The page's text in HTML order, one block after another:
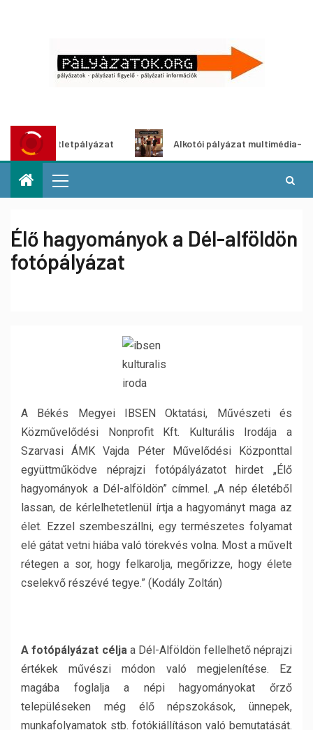
ötletpályázat Alkotói pályázat multimédia-
Élő hagyományok a Dél-alföldön
fotópályázat
A Békés Megyei IBSEN Oktatási, Művészeti és
Közművelődési Nonprofit Kft. Kulturális Irodája a
Szarvasi ÁMK Vajda Péter Művelődési Központtal
együttműködve néprajzi fotópályázatot hirdet „Élő
hagyományok a Dél-alföldön” címmel. „A nép életéből
lassan, de kérlelhetetlenül írtja a hagyományt maga az
élet. Ezzel szembeszállni, egy természetes folyamat
elé gátat vetni hiába való törekvés volna. Most a művelt
rétegen a sor, hogy felkarolja, megőrizze, hogy élete
cselekvő részévé tegye.” (Kodály Zoltán)
A fotópályázat céljaa Dél-Alföldön fellelhető néprajzi
értékek művészi módon való megjelenítése. Ez
magába foglalja a népi hagyományokat őrző
településeken még élő népszokások, ünnepek,
munkafolyamatok stb. fotókiállításon való bemutatását.